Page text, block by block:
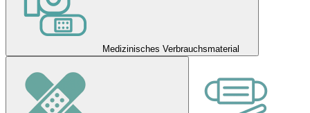
Medizinisches Verbrauchsmaterial